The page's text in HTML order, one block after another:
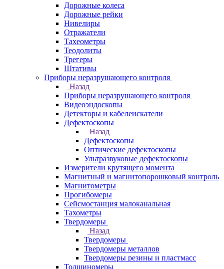
Дорожные колеса
Дорожные рейки
Нивелиры
Отражатели
Тахеометры
Теодолиты
Трегеры
Штативы
Приборы неразрушающего контроля
Назад
Приборы неразрушающего контроля
Видеоэндоскопы
Детекторы и кабелеискатели
Дефектоскопы
Назад
Дефектоскопы
Оптические дефектоскопы
Ультразвуковые дефектоскопы
Измерители крутящего момента
Магнитный и магнитопорошковый контроль
Магнитометры
Прогибомеры
Сейсмостанция малоканальная
Тахометры
Твердомеры
Назад
Твердомеры
Твердомеры металлов
Твердомеры резины и пластмасс
Толщиномеры